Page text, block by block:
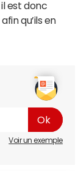
est donc
qu’ils en
Voir un exemple